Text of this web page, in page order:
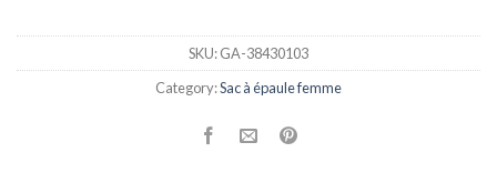
SKU:GA-38430103
Category:Sac à épaule femme